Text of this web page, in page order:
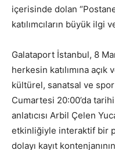
içerisinde dolan
katılımcıların büyük ilgi
Galataport İstanbul, 8
herkesin katılımına
kültürel, sanatsal ve
Cumartesi 20:00’da
anlatıcısı Arbil Çelen
etkinliğiyle interaktif bir
dolayı kayıt